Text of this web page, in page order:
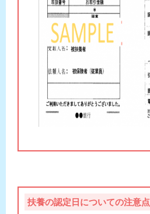
扶養の認定日についての注意点